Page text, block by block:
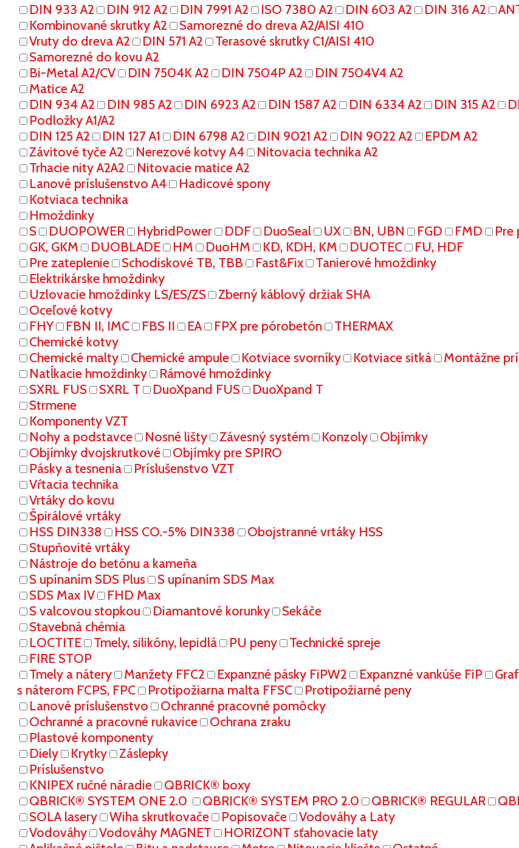
DIN 933 A2
DIN 912 A2 DIN 7991 A2 ISO 7380 A2 DIN 603 A2 DIN 316 A2
Kombinované skrutky A2
Samorezné do dreva A2/AISI 410
Vruty do dreva A2
DIN 571 A2
Terasové skrutky C1/AISI 410
Samorezné do kovu A2
Bi-Metal A2/CV
DIN 7504K A2 DIN 7504P A2
DIN 7504V4 A2
Matice A2
DIN 934 A2
DIN 985 A2 DIN 6923 A2 DIN 1587 A2 DIN 6334 A2 DIN 315 A2
Podložky A1/A2
DIN 125 A2
DIN 127 A1 DIN 6798 A2 DIN 9021 A2 DIN 9022 A2
EPDM A2
Závitové tyče A2
Nerezové kotvy A4
Nitovacia technika A2
Trhacie nity A2A2
Nitovacie matice A2
Lanové príslušenstvo A4
Hadicové spony
Kotviaca technika
Hmoždinky
S
DUOPOWER HybridPower DDF DuoSeal UX BN, UBN FGD FMD Pre
GK, GKM
DUOBLADE HM DuoHM KD, KDH, KM DUOTEC
FU, HDF
Pre zateplenie
Schodiskové TB, TBB Fast&Fix
Tanierové hmoždinky
Elektrikárske hmoždinky
Uzlovacie hmoždinky LS/ES/ZS
Zberný káblový držiak SHA
Oceľové kotvy
FHY
FBN II, IMC FBS II EA FPX pre pórobetón
THERMAX
Chemické kotvy
Chemické malty
Chemické ampule Kotviace svorníky Kotviace sitká
Montážne
Natĺkacie hmoždinky
Rámové hmoždinky
SXRL FUS
SXRL T DuoXpand FUS
DuoXpand T
Strmene
Komponenty VZT
Nohy a podstavce
Nosné lišty Závesný systém Konzoly
Objímky
Objímky dvojskrutkové
Objímky pre SPIRO
Pásky a tesnenia
Príslušenstvo VZT
Vŕtacia technika
Vrtáky do kovu
Špirálové vrtáky
HSS DIN338
HSS CO.-5% DIN338
Obojstranné vrtáky HSS
Stupňovité vrtáky
Nástroje do betónu a kameňa
S upínaním SDS Plus
S upínaním SDS Max
SDS Max IV
FHD Max
S valcovou stopkou
Diamantové korunky
Sekáče
Stavebná chémia
LOCTITE
Tmely, silikóny, lepidlá PU peny
Technické spreje
FIRE STOP
Tmely a nátery
Manžety FFC2 Expanzné pásky FiPW2 Expanzné vankúše FiP
s náterom FCPS, FPC
Protipožiarna malta FFSC
Protipožiarné peny
Lanové príslušenstvo
Ochranné pracovné pomôcky
Ochranné a pracovné rukavice
Ochrana zraku
Plastové komponenty
Diely
Krytky
Záslepky
Príslušenstvo
KNIPEX ručné náradie
QBRICK® boxy
QBRICK® SYSTEM ONE 2.0
QBRICK® SYSTEM PRO 2.0 QBRICK® REGULAR
SOLA lasery
Wiha skrutkovače Popisovače
Vodováhy a Laty
Vodováhy
Vodováhy MAGNET
HORIZONT sťahovacie laty